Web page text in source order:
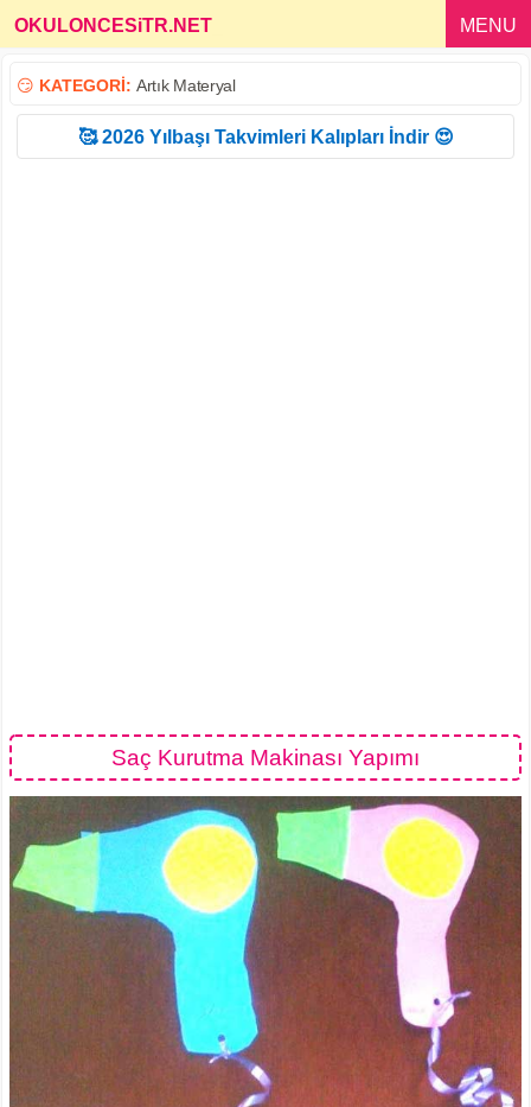
OKULONCESiTR.NET MENU
😏 KATEGORİ: Artık Materyal
🥰 2026 Yılbaşı Takvimleri Kalıpları İndir 😍
Saç Kurutma Makinası Yapımı